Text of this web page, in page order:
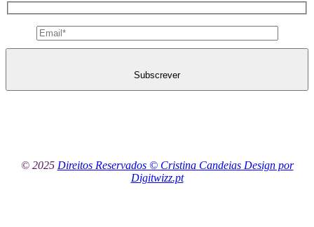
Subscrever
© 2025 Direitos Reservados © Cristina Candeias Design por
Digitwizz.pt